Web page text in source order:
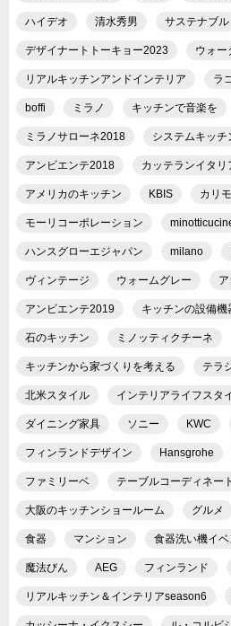
ハイデオ 清水秀男 サステナブル
デザイナートトーキョー2023 ウォー
リアルキッチンアンドインテリア ラ
boffi ミラノ キッチンで音楽を
ミラノサローネ2018 システムキッチ
アンビエンテ2018 カッテランイタリ
アメリカのキッチン KBIS カリ
モーリコーポレーション
ハンスグローエジャパン milano
ヴィンテージ ウォームグレー
アンビエンテ2019 キッチンの設備機
石のキッチン ミノッティクチーネ
キッチンから家づくりを考える テラ
北米スタイル インテリアライフスタ
ダイニング家具 ソニー KWC
フィンランドデザイン Hansgrohe
ファミリーベ テーブルコーディネート
大阪のキッチンショールーム グルメ
食器 マンション 食器洗い機イベ
魔法びん AEG フィンランド
リアルキッチン＆インテリアseason6